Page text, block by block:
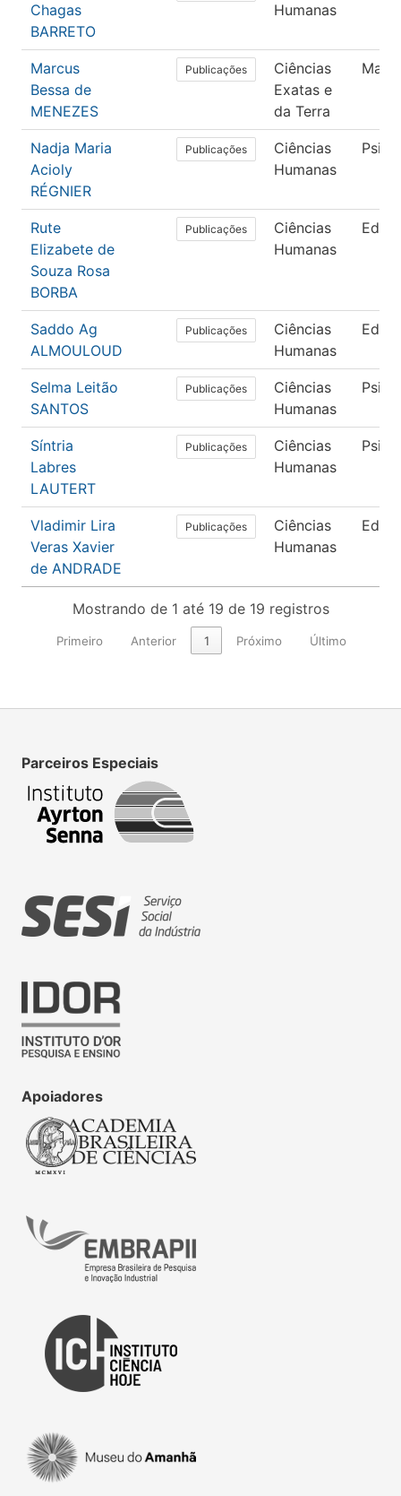
Chagas
BARRETO
Humanas
Marcus
Bessa de
MENEZES
Publicações
Ciências
Exatas e
da Terra
Nadja Maria
Acioly
RÉGNIER
Publicações
Ciências
Humanas
Rute
Elizabete de
Souza Rosa
BORBA
Publicações
Ciências
Humanas
Saddo Ag
ALMOULOUD
Publicações
Ciências
Humanas
Selma Leitão
SANTOS
Publicações
Ciências
Humanas
Síntria
Labres
LAUTERT
Publicações
Ciências
Humanas
Vladimir Lira
Veras Xavier
de ANDRADE
Publicações
Ciências
Humanas
Mostrando de 1 até 19 de 19 registros
Primeiro Anterior 1 Próximo Último
Parceiros Especiais
Apoiadores